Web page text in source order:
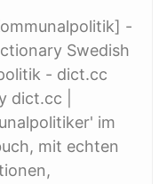
-
Swedish
- dict.cc
dict.cc |
im
mit echten